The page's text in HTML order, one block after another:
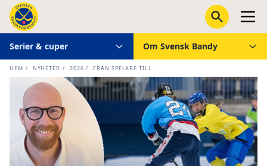
Serier & cuper Om Svensk Bandy
HEM / NYHETER / 2026 / FRÅN SPELARE TILL...